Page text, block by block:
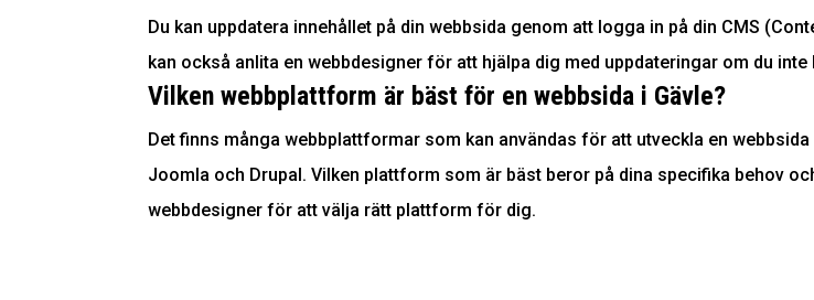
Du kan uppdatera innehållet på din webbsida genom att logga in på din CMS
kan också anlita en webbdesigner för att hjälpa dig med uppdateringar om du
Vilken webbplattform är bäst för en webbsida i Gävle?
Det finns många webbplattformar som kan användas för att utveckla en
Joomla och Drupal. Vilken plattform som är bäst beror på dina specifika behov
webbdesigner för att välja rätt plattform för dig.